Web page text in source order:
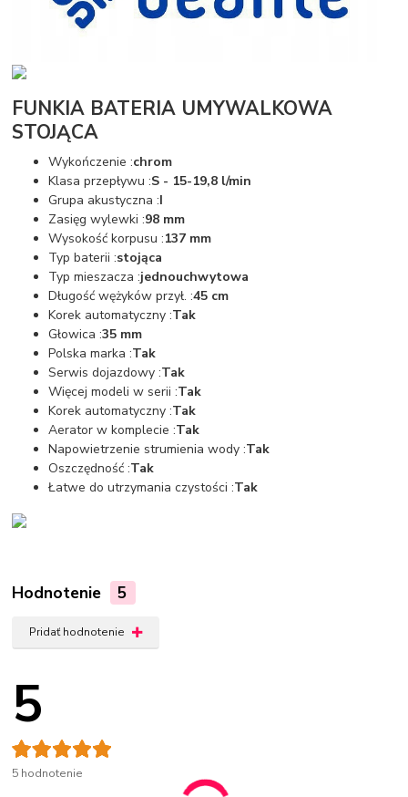
FUNKIA BATERIA UMYWALKOWA
STOJĄCA
Wykończenie :chrom
Klasa przepływu :S - 15-19,8 l/min
Grupa akustyczna :I
Zasięg wylewki :98 mm
Wysokość korpusu :137 mm
Typ baterii :stojąca
Typ mieszacza :jednouchwytowa
Długość wężyków przył. :45 cm
Korek automatyczny :Tak
Głowica :35 mm
Polska marka :Tak
Serwis dojazdowy :Tak
Więcej modeli w serii :Tak
Korek automatyczny :Tak
Aerator w komplecie :Tak
Napowietrzenie strumienia wody :Tak
Oszczędność :Tak
Łatwe do utrzymania czystości :Tak
Hodnotenie 5
Pridať hodnotenie
5
5 hodnotenie